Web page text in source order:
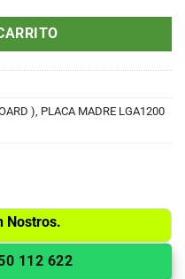
), PLACA MADRE LGA1200
Nostros.
112 622